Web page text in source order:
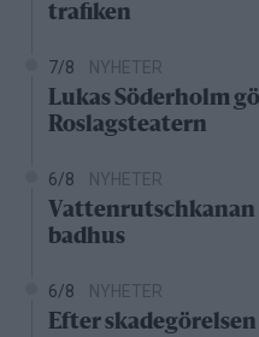
trafiken
7/8 NYHETER
Lukas Söderholm
Roslagsteatern
6/8 NYHETER
Vattenrutschkanan
badhus
6/8 NYHETER
Efter